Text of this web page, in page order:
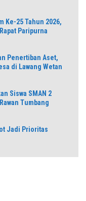
Ke-25 Tahun 2026,
Paripurna
Penertiban Aset,
di Lawang Wetan
Siswa SMAN 2
Tumbang
Jadi Prioritas